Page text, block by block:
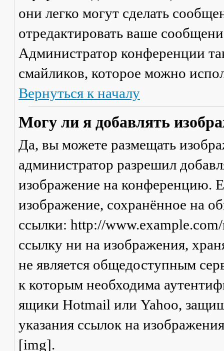
они легко могут сделать
отредактировать ваше
Администратор конференции
смайликов, которое можно
Вернуться к началу
Могу ли я добавлять
Да, вы можете размещать
администратор разрешил
изображение на конференцию.
изображение, сохранённое на
ссылки: http://
ссылку ни на изображения,
не является общедоступным
к которым необходима
ящики Hotmail или Yahoo,
указания ссылок на
[img].